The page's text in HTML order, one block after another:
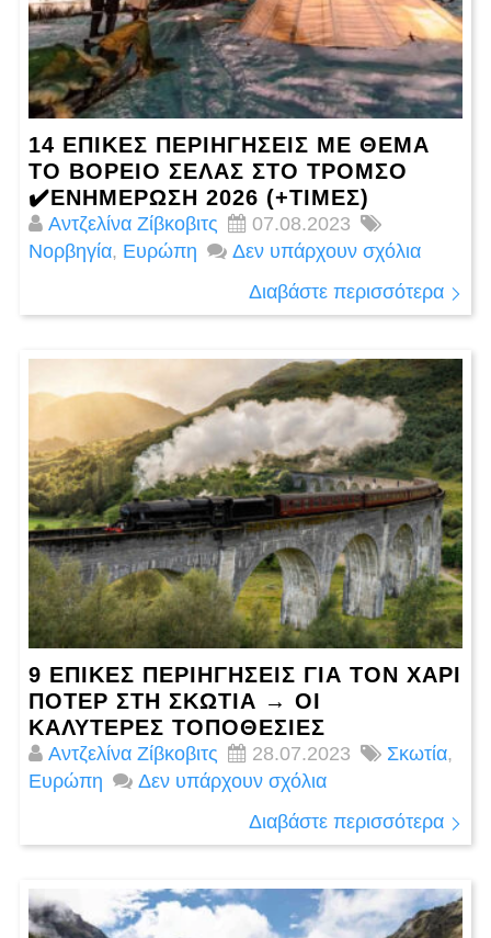
14 ΕΠΙΚΕΣ ΠΕΡΙΗΓΉΣΕΙΣ ΜΕ ΘΈΜΑ
ΤΟ ΒΌΡΕΙΟ ΣΈΛΑΣ ΣΤΟ ΤΡΌΜΣΟ
✔️ΕΝΗΜΈΡΩΣΗ 2026 (+ΤΙΜΈΣ)
Αντζελίνα Ζίβκοβιτς
07.08.2023
Νορβηγία, Ευρώπη
Δεν υπάρχουν σχόλια
Διαβάστε περισσότερα
9 ΕΠΙΚΈΣ ΠΕΡΙΗΓΉΣΕΙΣ ΓΙΑ ΤΟΝ ΧΆΡΙ
ΠΌΤΕΡ ΣΤΗ ΣΚΩΤΊΑ → ΟΙ
ΚΑΛΎΤΕΡΕΣ ΤΟΠΟΘΕΣΊΕΣ
Αντζελίνα Ζίβκοβιτς 28.07.2023 Σκωτία,
Ευρώπη
Δεν υπάρχουν σχόλια
Διαβάστε περισσότερα